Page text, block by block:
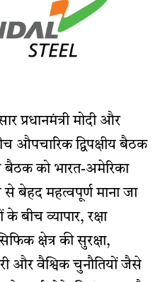
प्रधानमंत्री मोदी और
औपचारिक द्विपक्षीय बैठक
बैठक को भारत-अमेरिका
बेहद महत्वपूर्ण माना जा
के बीच व्यापार, रक्षा
क्षेत्र की सुरक्षा,
और वैश्विक चुनौतियों जैसे